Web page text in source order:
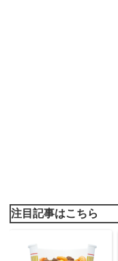
注目記事はこちら